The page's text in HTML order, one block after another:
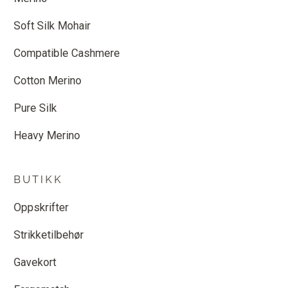
Soft Silk Mohair
Compatible Cashmere
Cotton Merino
Pure Silk
Heavy Merino
BUTIKK
Oppskrifter
Strikketilbehør
Gavekort